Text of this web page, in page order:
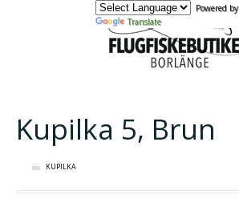
Powered by
Translate
Kupilka 5, Brun
KUPILKA